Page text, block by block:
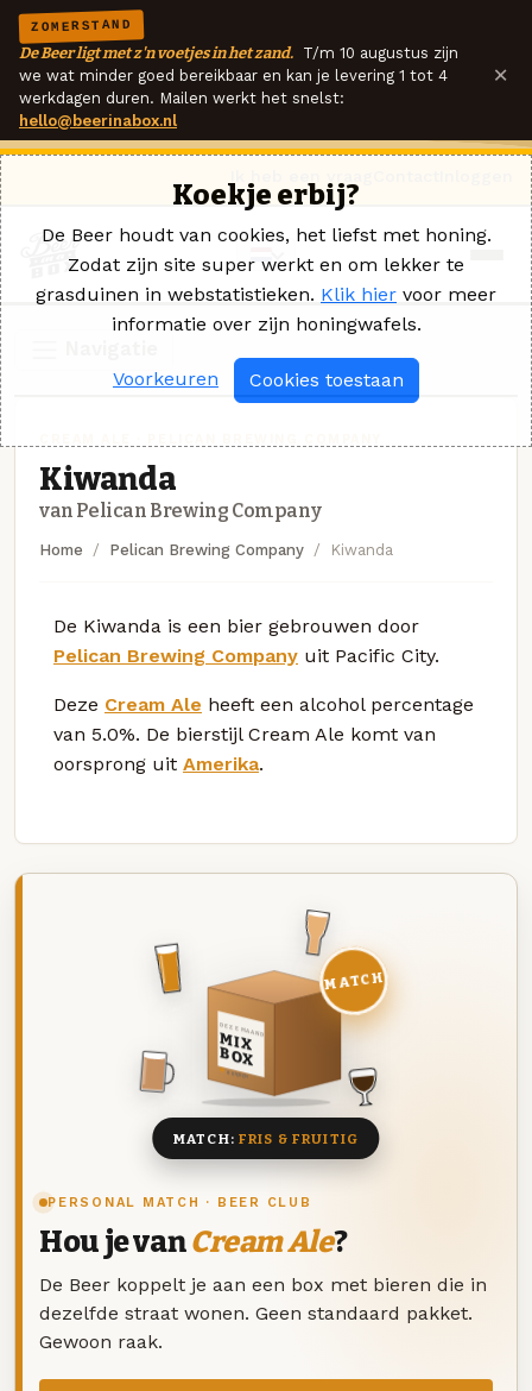
ZOMERSTAND
De Beer ligt met z'n voetjes in het zand. T/m 10 augustus zijn
we wat minder goed bereikbaar en kan je levering 1 tot 4
werkdagen duren. Mailen werkt het snelst:
hello@beerinabox.nl
×
Kiwanda
van Pelican Brewing Company
Home Pelican Brewing Company Kiwanda
De Kiwanda is een bier gebrouwen door
Pelican Brewing Company uit Pacific City.
Deze Cream Ale heeft een alcohol percentage
van 5.0%. De bierstijl Cream Ale komt van
oorsprong uit Amerika.
PERSONAL MATCH · BEER CLUB
Hou je vanCream Ale?
De Beer koppelt je aan een box met bieren die in
dezelfde straat wonen. Geen standaard pakket.
Gewoon raak.
DEZE MAAND
MIX
BOX
8 BIEREN
MATCH
MATCH: FRIS & FRUITIG
Koekje erbij?
De Beer houdt van cookies, het liefst met honing.
Zodat zijn site super werkt en om lekker te
grasduinen in webstatistieken. Klik hier voor meer
informatie over zijn honingwafels.
Voorkeuren Cookies toestaan